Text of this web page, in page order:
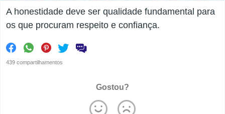
A honestidade deve ser qualidade fundamental para
os que procuram respeito e confiança.
439 compartilhamentos
Gostou?